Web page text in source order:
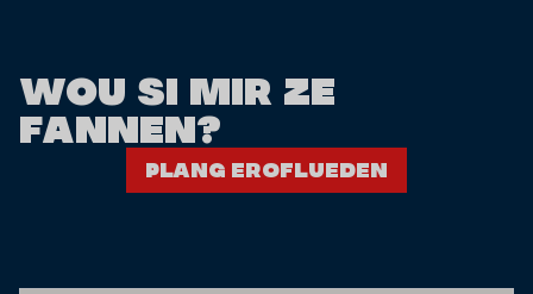
WOU SI MIR ZE
FANNEN?
Plang eroflueden